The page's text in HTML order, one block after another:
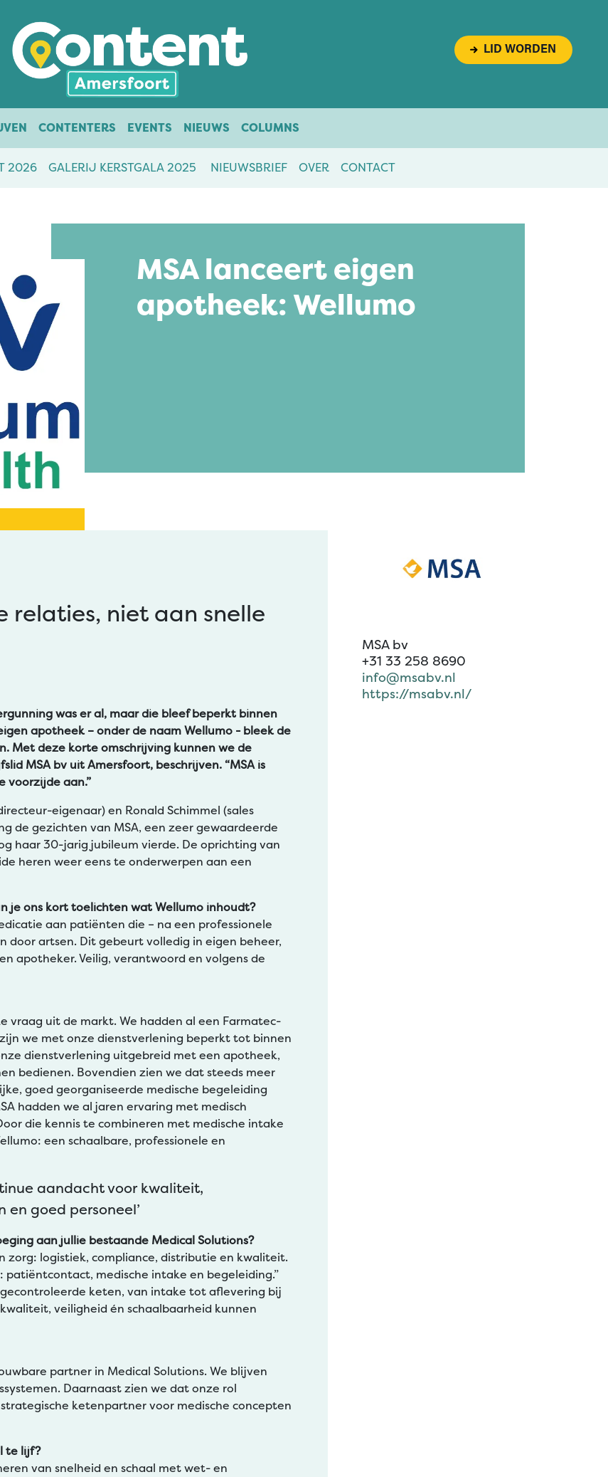
LID WORDEN
CONTENTERS EVENTS NIEUWS COLUMNS
2026 GALERIJ KERSTGALA 2025 NIEUWSBRIEF OVER CONTACT
MSA lanceert eigen
apotheek: Wellumo
relaties, niet aan snelle
was er al, maar die bleef beperkt binnen
apotheek – onder de naam Wellumo - bleek de
Met deze korte omschrijving kunnen we de
MSA bv uit Amersfoort, beschrijven. “MSA is
voorzijde aan.”
eigenaar) en Ronald Schimmel (sales
de gezichten van MSA, een zeer gewaardeerde
haar 30-jarig jubileum vierde. De oprichting van
heren weer eens te onderwerpen aan een
je ons kort toelichten wat Wellumo inhoudt?
aan patiënten die – na een professionele
door artsen. Dit gebeurt volledig in eigen beheer,
apotheker. Veilig, verantwoord en volgens de
vraag uit de markt. We hadden al een Farmatec-
we met onze dienstverlening beperkt tot binnen
dienstverlening uitgebreid met een apotheek,
bedienen. Bovendien zien we dat steeds meer
goed georganiseerde medische begeleiding
hadden we al jaren ervaring met medisch
die kennis te combineren met medische intake
een schaalbare, professionele en
aandacht voor kwaliteit,
en goed personeel’
aan jullie bestaande Medical Solutions?
zorg: logistiek, compliance, distributie en kwaliteit.
medische intake en begeleiding.”
keten, van intake tot aflevering bij
veiligheid én schaalbaarheid kunnen
partner in Medical Solutions. We blijven
Daarnaast zien we dat onze rol
ketenpartner voor medische concepten
te lijf?
van snelheid en schaal met wet- en
MSA bv
+31 33 258 8690
info@msabv.nl
https://msabv.nl/